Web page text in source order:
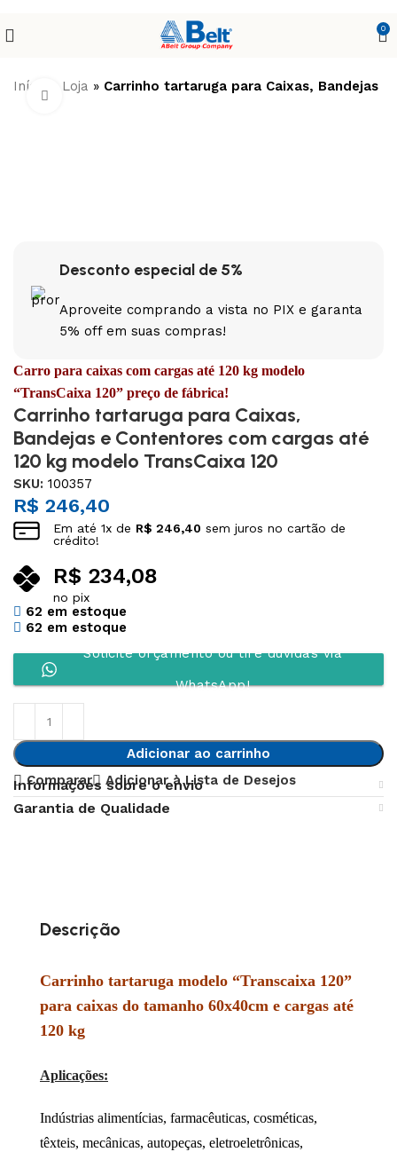
0
Início Loja » Carrinho tartaruga para Caixas, Bandejas
Clique para ampliar
Desconto especial de 5%
Aproveite comprando a vista no PIX e garanta
5% off em suas compras!
Carro para caixas com cargas até 120 kg modelo
“TransCaixa 120” preço de fábrica!
Carrinho tartaruga para Caixas,
Bandejas e Contentores com cargas até
120 kg modelo TransCaixa 120
SKU:100357
R$ 246,40
Em até1x de R$ 246,40 sem juros no cartão de
crédito!
R$ 234,08
no pix
62 em estoque
62 em estoque
Solicite orçamento ou tire dúvidas via
WhatsApp!
Adicionar ao carrinho
Comparar
Adicionar à Lista de Desejos
Informações sobre o envio
Garantia de Qualidade
Descrição
Carrinho tartaruga modelo “Transcaixa 120”
para caixas do tamanho 60x40cm e cargas até
120 kg
Aplicações:
Indústrias alimentícias, farmacêuticas, cosméticas,
têxteis, mecânicas, autopeças, eletroeletrônicas,